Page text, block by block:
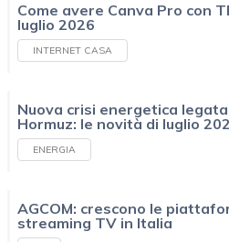
Come avere Canva Pro con
luglio 2026
INTERNET CASA
Nuova crisi energetica
Hormuz: le novità di luglio
ENERGIA
AGCOM: crescono le
streaming TV in Italia